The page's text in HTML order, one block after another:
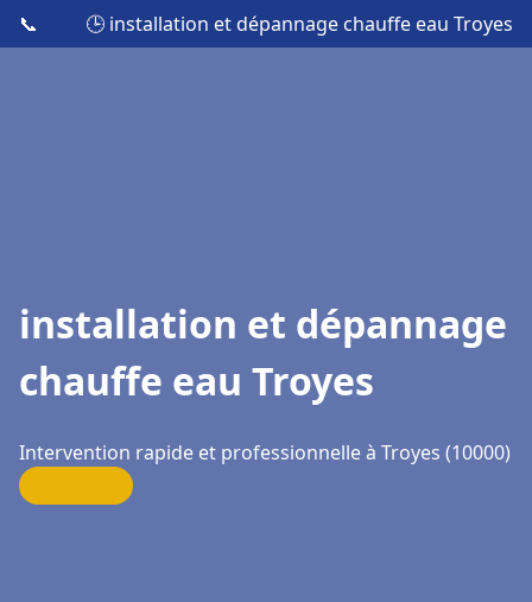
📞 🕒 installation et dépannage chauffe eau Troyes
installation et dépannage
chauffe eau Troyes
Intervention rapide et professionnelle à Troyes (10000)